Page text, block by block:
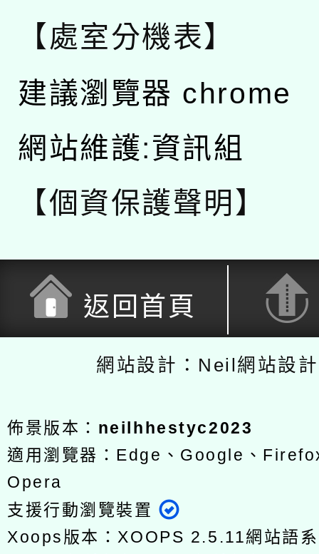
【處室分機表】
建議瀏覽器 chrome
網站維護:資訊組
【個資保護聲明】
返回首頁
網站設計：Neil網站設
佈景版本： neilhhestyc2023
適用瀏覽器：Edge、Google、
Opera
支援行動瀏覽裝置
Xoops版本： XOOPS 2.5.11網站語